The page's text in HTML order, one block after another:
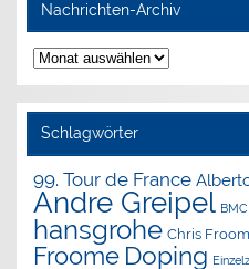
Nachrichten-Archiv
Nachrichten-
Archiv
Schlagwörter
99. Tour de France
Andre Greipel
hansgrohe Chris
Froome Doping